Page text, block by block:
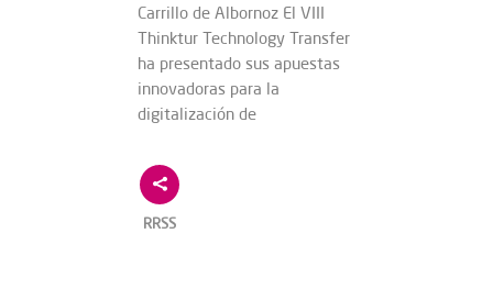
Carrillo de Albornoz El VIII
Thinktur Technology Transfer
ha presentado sus apuestas
innovadoras para la
digitalización de
RRSS